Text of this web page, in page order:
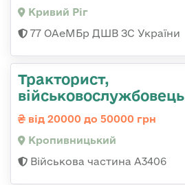
Кривий Ріг
77 ОАеМБр ДШВ ЗС України
Тракторист,
військовослужбовець
від 20000 до 50000 грн
Кропивницький
Військова частина А3406